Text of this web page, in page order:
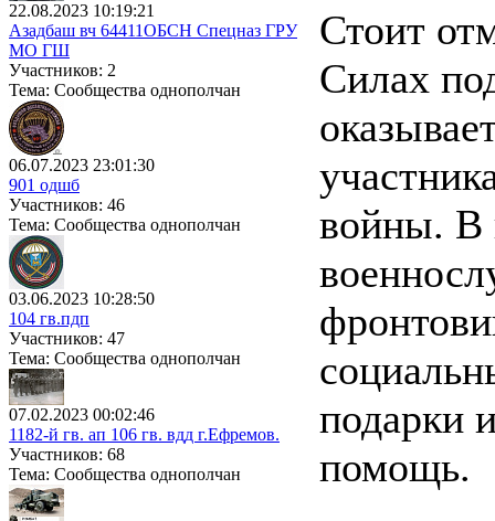
22.08.2023 10:19:21
Азадбаш вч 64411ОБСН Спецназ ГРУ
МО ГШ
Участников: 2
Тема: Сообщества однополчан
06.07.2023 23:01:30
901 одшб
Участников: 46
Тема: Сообщества однополчан
03.06.2023 10:28:50
104 гв.пдп
Участников: 47
Тема: Сообщества однополчан
07.02.2023 00:02:46
1182-й гв. ап 106 гв. вдд г.Ефремов.
Участников: 68
Тема: Сообщества однополчан
Стоит
Силах
войны. В
подарки
помощь.